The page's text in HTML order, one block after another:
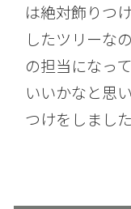
は絶対飾りつ
したツリーな
の担当になっ
いいかなと思
つけをしました